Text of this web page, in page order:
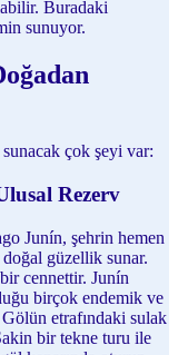
Buradaki
sunuyor.
çok şeyi var:
Rezerv
Junín, şehrin hemen
doğal güzellik sunar.
cennettir. Junín
birçok endemik ve
etrafındaki sulak
bir tekne turu ile